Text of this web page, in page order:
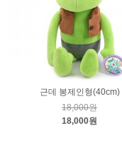
근데 봉제인형(40cm)
18,000원
18,000원